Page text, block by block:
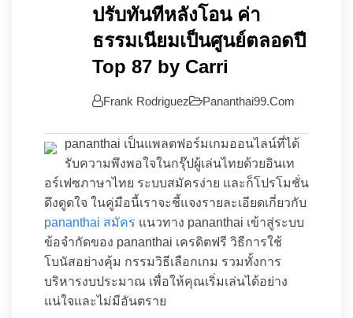
ปรับทันทีหลังโอน ค่า
ธรรมเนียมเป็นศูนย์ตลอดปี
Top 87 by Carri
Frank Rodriguez Pananthai99.com
pananthai เป็นแพลตฟอร์มเกมออนไลน์ที่ได้
รับความพึงพอใจในกรุ๊ปผู้เล่นไทยด้วยอินเท
อร์เฟซภาษาไทย ระบบสมัครง่าย และก็โปรโมชั่น
ดึงดูดใจ ในคู่มือนี้เราจะชี้แจงรายละเอียดเกี่ยวกับ
pananthai สมัคร แนวทาง pananthai เข้าสู่ระบบ
ข้อจำกัดของ pananthai เครดิตฟรี วิธีการใช้
โบนัสอย่างคุ้ม กรรมวิธีเลือกเกม รวมทั้งการ
บริหารงบประมาณ เพื่อให้คุณเริ่มเล่นได้อย่าง
แน่ใจและไม่มีอันตราย